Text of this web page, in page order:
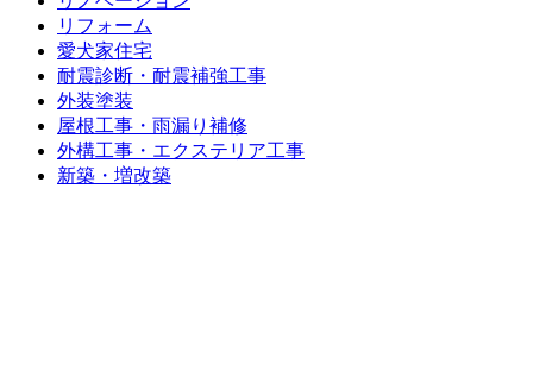
リフォーム
愛犬家住宅
耐震診断・耐震補強工事
外装塗装
屋根工事・雨漏り補修
外構工事・エクステリア工事
新築・増改築